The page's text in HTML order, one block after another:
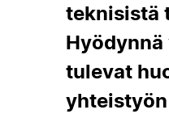
teknisistä
tulevat